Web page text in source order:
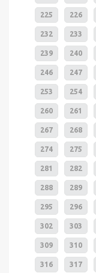
225 226
232 233
239 240
246 247
253 254
260 261
267 268
274 275
281 282
288 289
295 296
302 303
309 310
316 317